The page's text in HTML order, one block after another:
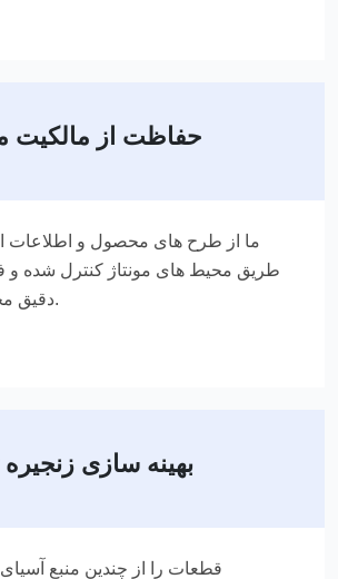
حفاظت از مالکیت
ما از طرح های محصول و اطلاعات
طریق محیط های مونتاژ کنترل شده و
دقیق محافظت می کنیم.
بهینه سازی زنجیره
قطعات را از چندین منبع